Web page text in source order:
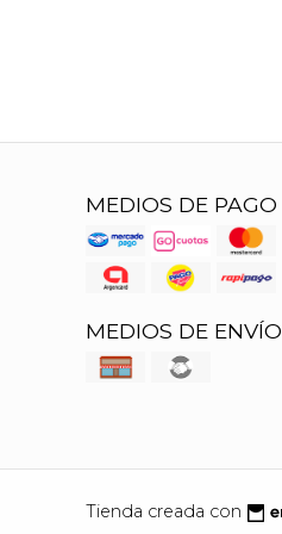
MEDIOS DE PAGO
MEDIOS DE ENVÍO
Tienda creada con